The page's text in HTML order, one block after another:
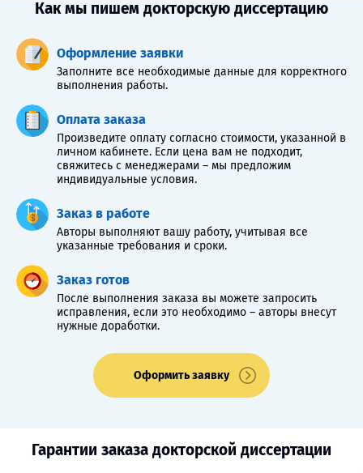
Как мы пишем докторскую диссертацию
Оформление заявки
Заполните все необходимые данные для корректного
выполнения работы.
Оплата заказа
Произведите оплату согласно стоимости, указанной в
личном кабинете. Если цена вам не подходит,
свяжитесь с менеджерами – мы предложим
индивидуальные условия.
Заказ в работе
Авторы выполняют вашу работу, учитывая все
указанные требования и сроки.
Заказ готов
После выполнения заказа вы можете запросить
исправления, если это необходимо – авторы внесут
нужные доработки.
Оформить заявку
Гарантии заказа докторской диссертации